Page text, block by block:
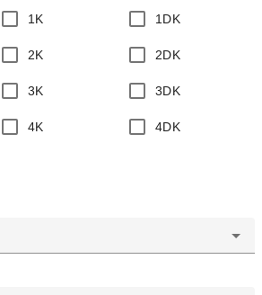
1K 1DK
2K 2DK
3K 3DK
4K 4DK